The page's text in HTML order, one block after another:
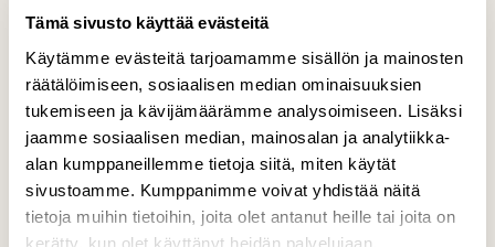
Tämä sivusto käyttää evästeitä
Käytämme evästeitä tarjoamamme sisällön ja mainosten
räätälöimiseen, sosiaalisen median ominaisuuksien
tukemiseen ja kävijämäärämme analysoimiseen. Lisäksi
jaamme sosiaalisen median, mainosalan ja analytiikka-
alan kumppaneillemme tietoja siitä, miten käytät
sivustoamme. Kumppanimme voivat yhdistää näitä
tietoja muihin tietoihin, joita olet antanut heille tai joita on
kerätty, kun olet käyttänyt heidän palvelujaan.
Kuvaaja: Markku Pelkonen
Kilpailun etusivulle